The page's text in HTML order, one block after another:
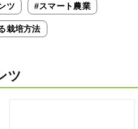
ツ #スマート農業
栽培方法
ツ